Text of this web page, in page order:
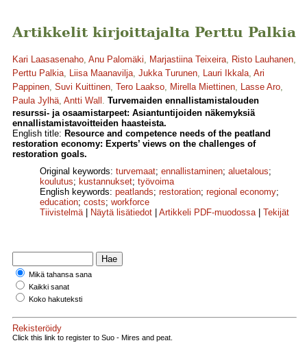
Artikkelit kirjoittajalta Perttu Palkia
Kari Laasasenaho, Anu Palomäki, Marjastiina Teixeira, Risto Lauhanen,
Perttu Palkia, Liisa Maanavilja, Jukka Turunen, Lauri Ikkala, Ari
Pappinen, Suvi Kuittinen, Tero Laakso, Mirella Miettinen, Lasse Aro,
Paula Jylhä, Antti Wall . Turvemaiden ennallistamistalouden
resurssi- ja osaamistarpeet: Asiantuntijoiden näkemyksiä
ennallistamistavoitteiden haasteista.
English title: Resource and competence needs of the peatland
restoration economy: Experts’ views on the challenges of
restoration goals.
Original keywords: turvemaat; ennallistaminen; aluetalous;
koulutus; kustannukset; työvoima
English keywords: peatlands; restoration; regional economy;
education; costs; workforce
Tiivistelmä| Näytä lisätiedot Artikkeli PDF-muodossa| Tekijät
Mikä tahansa sana
Kaikki sanat
Koko hakuteksti
Rekisteröidy
Click this link to register to Suo - Mires and peat.